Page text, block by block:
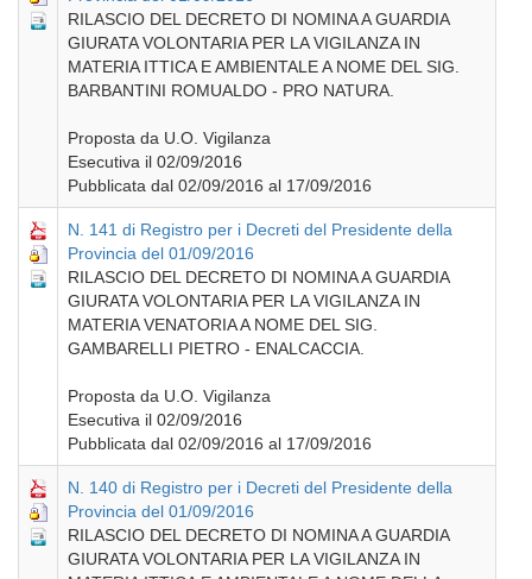
RILASCIO DEL DECRETO DI NOMINA A GUARDIA
GIURATA VOLONTARIA PER LA VIGILANZA IN
MATERIA ITTICA E AMBIENTALE A NOME DEL SIG.
BARBANTINI ROMUALDO - PRO NATURA.
Proposta da U.O. Vigilanza
Esecutiva il 02/09/2016
Pubblicata dal 02/09/2016 al 17/09/2016
N. 141 di Registro per i Decreti del Presidente della
Provincia del 01/09/2016
RILASCIO DEL DECRETO DI NOMINA A GUARDIA
GIURATA VOLONTARIA PER LA VIGILANZA IN
MATERIA VENATORIA A NOME DEL SIG.
GAMBARELLI PIETRO - ENALCACCIA.
Proposta da U.O. Vigilanza
Esecutiva il 02/09/2016
Pubblicata dal 02/09/2016 al 17/09/2016
N. 140 di Registro per i Decreti del Presidente della
Provincia del 01/09/2016
RILASCIO DEL DECRETO DI NOMINA A GUARDIA
GIURATA VOLONTARIA PER LA VIGILANZA IN